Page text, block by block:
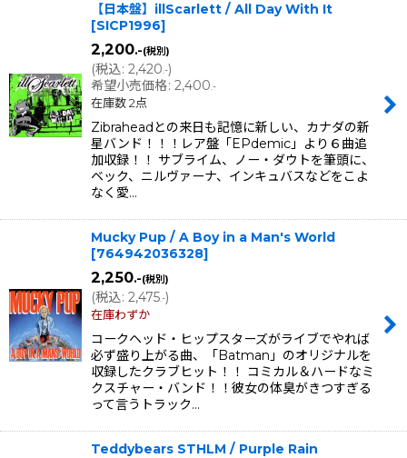
【日本盤】illScarlett / All Day With It
[SICP1996]
2,200.-(税別)
(税込: 2,420.-)
希望小売価格: 2,400.-
在庫数 2点
Zibraheadとの来日も記憶に新しい、カナダの新
星バンド！！！レア盤「EPdemic」より６曲追
加収録！！ サブライム、ノー・ダウトを筆頭に、
ベック、ニルヴァーナ、インキュバスなどをこよ
なく愛…
Mucky Pup / A Boy in a Man's World
[764942036328]
2,250.-(税別)
(税込: 2,475.-)
在庫わずか
コークヘッド・ヒップスターズがライブでやれば
必ず盛り上がる曲、「Batman」のオリジナルを
収録したクラブヒット！！ コミカル＆ハードなミ
クスチャー・バンド！！彼女の体臭がきつすぎる
って言うトラック…
Teddybears STHLM / Purple Rain